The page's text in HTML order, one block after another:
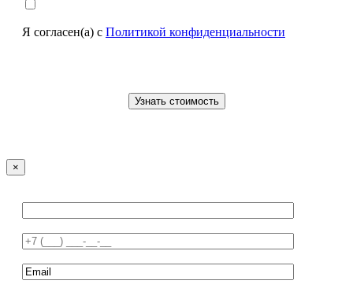
Я согласен(а) с Политикой конфиденциальности
×